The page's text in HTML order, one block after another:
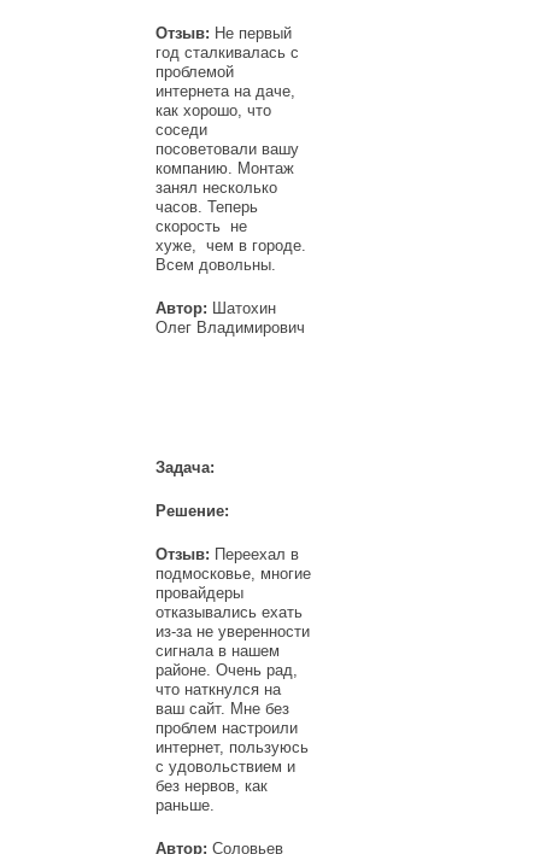
Отзыв: Не первый
год сталкивалась с
проблемой
интернета на даче,
как хорошо, что
соседи
посоветовали вашу
компанию. Монтаж
занял несколько
часов. Теперь
скорость не
хуже, чем в городе.
Всем довольны.
Автор: Шатохин
Олег Владимирович
Задача:
Решение:
Отзыв: Переехал в
подмосковье, многие
провайдеры
отказывались ехать
из-за не уверенности
сигнала в нашем
районе. Очень рад,
что наткнулся на
ваш сайт. Мне без
проблем настроили
интернет, пользуюсь
с удовольствием и
без нервов, как
раньше.
Автор: Соловьев